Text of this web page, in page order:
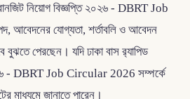
নিয়োগ বিজ্ঞপ্তি ২০২৬ - DBRT Job
যোগ্যতা, শর্তাবলি ও আবেদন
বুঝতে পেরছেন। যদি ঢাকা বাস র‌্যাপিড
- DBRT Job Circular 2026 সম্পর্কে
মাধ্যমে জানাতে পারেন।